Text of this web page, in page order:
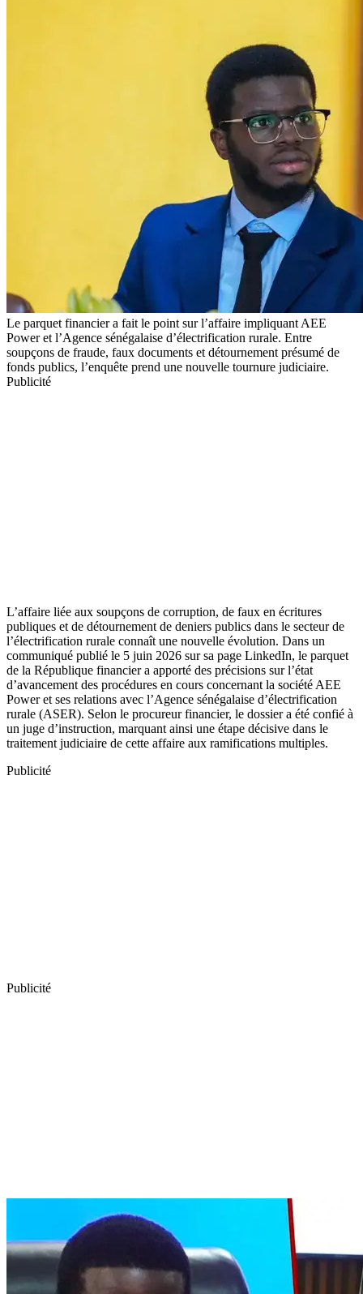
Le parquet financier a fait le point sur l’affaire impliquant AEE
Power et l’Agence sénégalaise d’électrification rurale. Entre
soupçons de fraude, faux documents et détournement présumé de
fonds publics, l’enquête prend une nouvelle tournure judiciaire.
Publicité
L’affaire liée aux soupçons de corruption, de faux en écritures
publiques et de détournement de deniers publics dans le secteur de
l’électrification rurale connaît une nouvelle évolution. Dans un
communiqué publié le 5 juin 2026 sur sa page LinkedIn, le parquet
de la République financier a apporté des précisions sur l’état
d’avancement des procédures en cours concernant la société AEE
Power et ses relations avec l’Agence sénégalaise d’électrification
rurale (ASER). Selon le procureur financier, le dossier a été confié à
un juge d’instruction, marquant ainsi une étape décisive dans le
traitement judiciaire de cette affaire aux ramifications multiples.
Publicité
Publicité